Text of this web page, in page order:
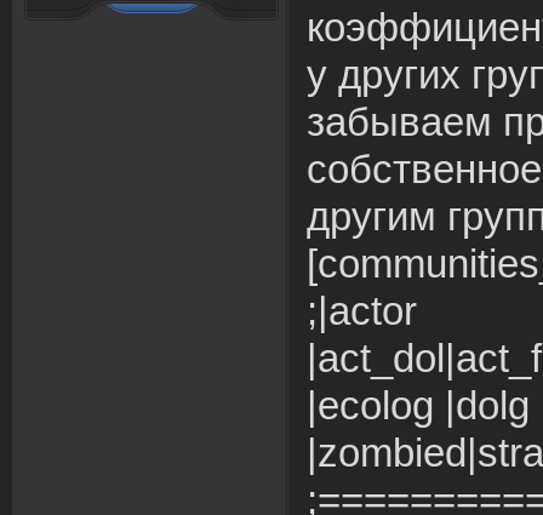
у других
забываем
другим
;|actor
|ecolog